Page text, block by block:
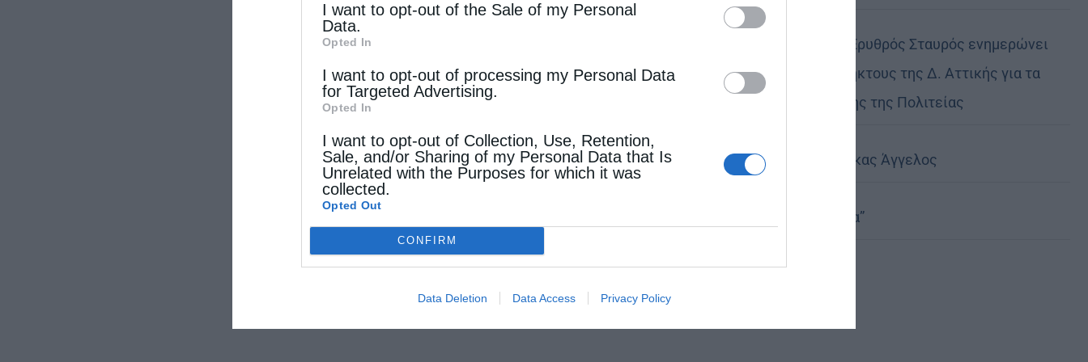
I want to opt-out of the Sale of my Personal
Data.
Opted In
I want to opt-out of processing my Personal Data
for Targeted Advertising.
Opted In
I want to opt-out of Collection, Use, Retention,
Sale, and/or Sharing of my Personal Data that Is
Unrelated with the Purposes for which it was
collected.
Opted Out
CONFIRM
Data Deletion Data Access Privacy Policy
Ο Ελληνικός Ερυθρός Σταυρός ενημερώνει
τους πυρόπληκτους της Δ. Αττικής για τα
μέτρα στήριξης της Πολιτείας
Ο Άγιος Φύλακας Άγγελος
Η λέξη “Μαρία”